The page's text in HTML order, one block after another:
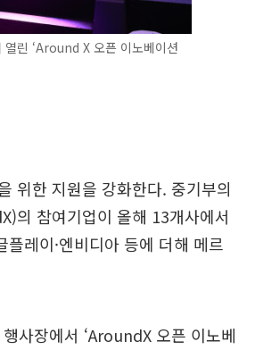
린 ‘Around X 오픈 이노베이션
위한 지원을 강화한다. 중기부의
의 참여기업이 올해 13개사에서
레이·엔비디아 등에 더해 메르
사장에서 ‘AroundX 오픈 이노베